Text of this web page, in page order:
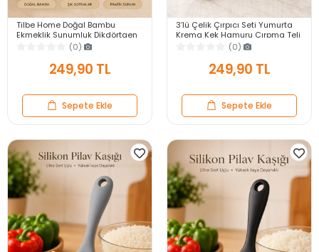
Tilbe Home Doğal Bambu
Ekmeklik Sunumluk Dikdörtgen
Kahvaltı ve Servis Sepeti
(0)
249,90 TL
Sepete Ekle
3’lü Çelik Çırpıcı Seti Yumurta
Krema Kek Hamuru Çırpma Teli
Pratik Sos Karıştırıcı Mutfak Teli
(0)
249,90 TL
Sepete Ekle